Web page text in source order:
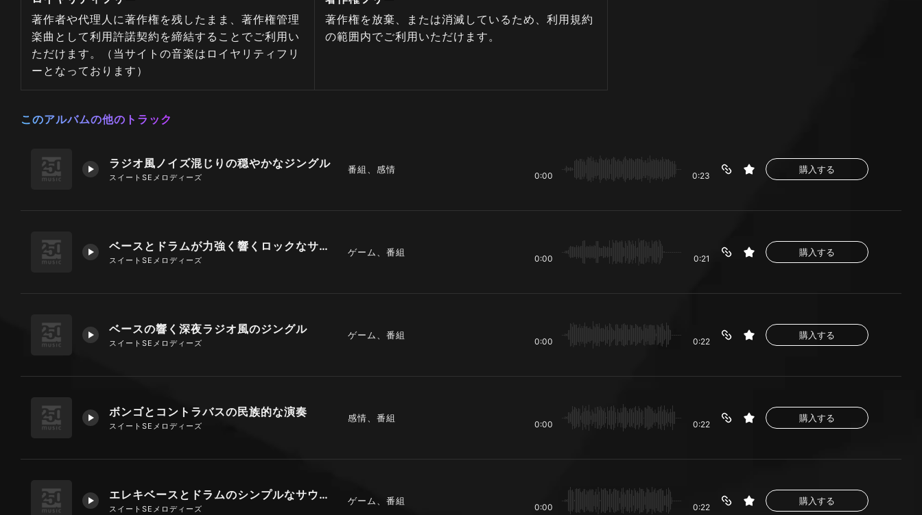
著作者や代理人に著作権を残したまま、著作権管理
楽曲として利用許諾契約を締結することでご利用い
ただけます。（当サイトの音楽はロイヤリティフリ
ーとなっております）
著作権を放棄、または消滅しているため、利用規約
の範囲内でご利用いただけます。
このアルバムの他のトラック
ラジオ風ノイズ混じりの穏やかなジングル
スイートSEメロディーズ
番組、感情
0:00 0:23
購入する
ベースとドラムが力強く響くロックなサウンド
スイートSEメロディーズ
ゲーム、番組
0:00 0:21
購入する
ベースの響く深夜ラジオ風のジングル
スイートSEメロディーズ
ゲーム、番組
0:00 0:22
購入する
ボンゴとコントラバスの民族的な演奏
スイートSEメロディーズ
感情、番組
0:00 0:22
購入する
エレキベースとドラムのシンプルなサウンド
スイートSEメロディーズ
ゲーム、番組
0:00 0:22
購入する